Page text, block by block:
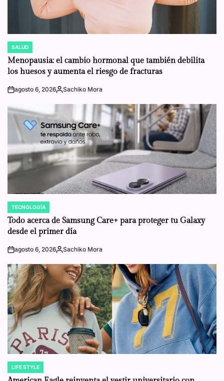
POSTED
IN
SALUD
Menopausia: el cambio hormonal que también debilita
los huesos y aumenta el riesgo de fracturas
onagosto 6, 2026Posted
Sachiko Mora
POSTED
IN
TECNOLOGÍA
Todo acerca de Samsung Care+ para proteger tu Galaxy
desde el primer día
onagosto 6, 2026Posted
Sachiko Mora
POSTED
IN
LIFE STYLE